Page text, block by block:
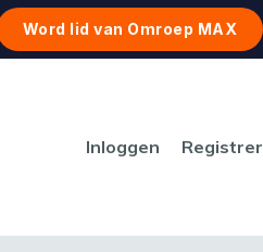
Word lid van Omroep MAX
Inloggen